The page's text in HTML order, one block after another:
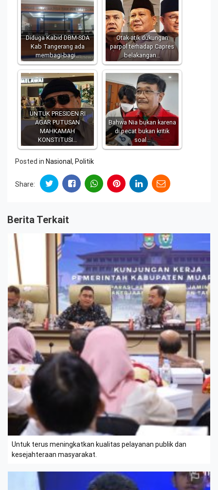
Diduga Kabid DBM-SDA
Kab Tangerang ada
membagi-bagi…
Otak-atik dukungan
parpol terhadap Capres
belakangan…
UNTUK PRESIDEN RI
AGAR PUTUSAN
MAHKAMAH
KONSTITUSI…
Bahwa Nia bukan karena
di pecat bukan kritik
soal…
Posted in Nasional, Politik
Share:
Berita Terkait
Untuk terus meningkatkan kualitas pelayanan publik dan
kesejahteraan masyarakat.